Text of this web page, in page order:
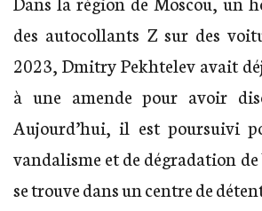
des autocollants Z sur des
2023, Dmitry Pekhtelev avait
à une amende pour avoir
Aujourd’hui, il est poursuivi
vandalisme et de dégradation
se trouve dans un centre de